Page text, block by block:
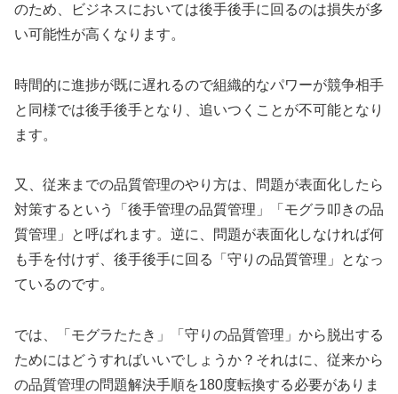
のため、ビジネスにおいては後手後手に回るのは損失が多
い可能性が高くなります。
時間的に進捗が既に遅れるので組織的なパワーが競争相手
と同様では後手後手となり、追いつくことが不可能となり
ます。
又、従来までの品質管理のやり方は、問題が表面化したら
対策するという「後手管理の品質管理」「モグラ叩きの品
質管理」と呼ばれます。逆に、問題が表面化しなければ何
も手を付けず、後手後手に回る「守りの品質管理」となっ
ているのです。
では、「モグラたたき」「守りの品質管理」から脱出する
ためにはどうすればいいでしょうか？それはに、従来から
の品質管理の問題解決手順を180度転換する必要がありま